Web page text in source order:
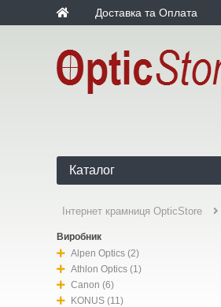
Доставка та Оплата
Каталог
Інтернет крамниця OpticStore
Виробник
Alpen Optics (2)
Athlon Optics (1)
Canon (6)
KONUS (11)